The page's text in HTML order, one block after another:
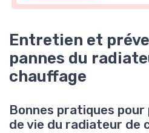
Entretien et
pannes du
chauffage
Bonnes pratiques
de vie du radiateur de